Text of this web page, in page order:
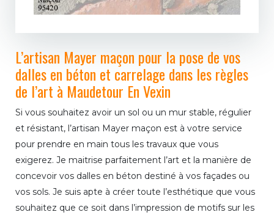
L’artisan Mayer maçon pour la pose de vos
dalles en béton et carrelage dans les règles
de l’art à Maudetour En Vexin
Si vous souhaitez avoir un sol ou un mur stable, régulier
et résistant, l’artisan Mayer maçon est à votre service
pour prendre en main tous les travaux que vous
exigerez. Je maitrise parfaitement l’art et la manière de
concevoir vos dalles en béton destiné à vos façades ou
vos sols. Je suis apte à créer toute l’esthétique que vous
souhaitez que ce soit dans l’impression de motifs sur les